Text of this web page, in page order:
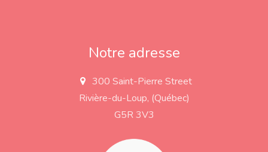
Notre adresse
a
d
300 Saint-Pierre Street
Rivière-du-Loup, (Québec)
G5R 3V3